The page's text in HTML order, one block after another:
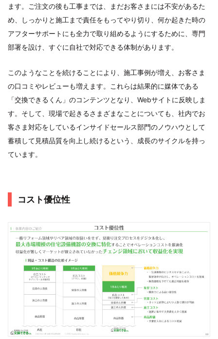
ます。ご注文の後も工事までは、まだお客さまには不安があるた
め、しっかりと施工まで責任をもってやり切り、何か起きた時の
アフターサポートにも全力で取り組めるようにするために、専門
部署を設け、すぐに自社で対応できる体制があります。
このようなことを続けることにより、施工事例が増え、お客さま
の口コミやレビューも増えます。これらは結果的に媒体である
「交換できるくん」のコンテンツとなり、Webサイトに反映しま
す。そして、現場で起きるさまざまなことについても、社内でお
客さま対応をしているインサイドセールス部門のノウハウとして
蓄積して見積品質を向上し続けるという、成長のサイクルを持っ
ています。
コスト優位性